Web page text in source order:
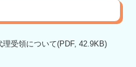
理受領について(PDF, 42.9KB)